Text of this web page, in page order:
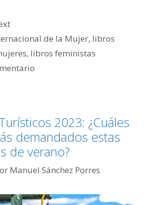
de la Mujer, libros
, libros feministas
2023: ¿Cuáles
demandados estas
de verano?
Manuel Sánchez Porres